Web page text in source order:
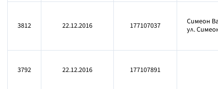
3812 22.12.2016 177107037
Симеон
ул.
3792 22.12.2016 177107891